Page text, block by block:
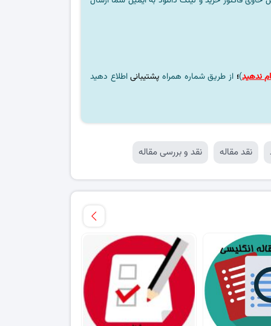
ندهید)؛ از طریق شماره همراه پشتیبانیاطلاع دهید
نقد مقاله نقد و بررسی مقاله